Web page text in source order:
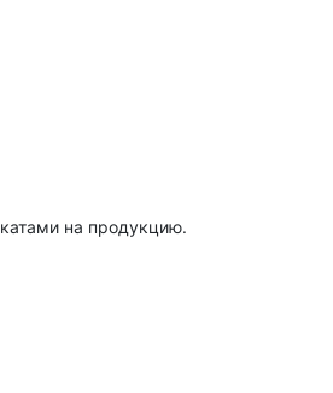
на продукцию.